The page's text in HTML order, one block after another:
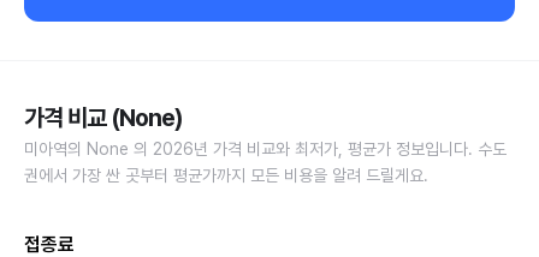
가격 비교 (None)
미아역의 None 의 2026년 가격 비교와 최저가, 평균가 정보입니다. 수도
권에서 가장 싼 곳부터 평균가까지 모든 비용을 알려 드릴게요.
접종료